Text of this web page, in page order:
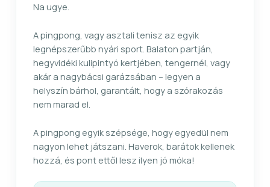
Na ugye.
A pingpong, vagy asztali tenisz az egyik
legnépszerűbb nyári sport. Balaton partján,
hegyvidéki kulipintyó kertjében, tengernél, vagy
akár a nagybácsi garázsában – legyen a
helyszín bárhol, garantált, hogy a szórakozás
nem marad el.
A pingpong egyik szépsége, hogy egyedül nem
nagyon lehet játszani. Haverok, barátok kellenek
hozzá, és pont ettől lesz ilyen jó móka!